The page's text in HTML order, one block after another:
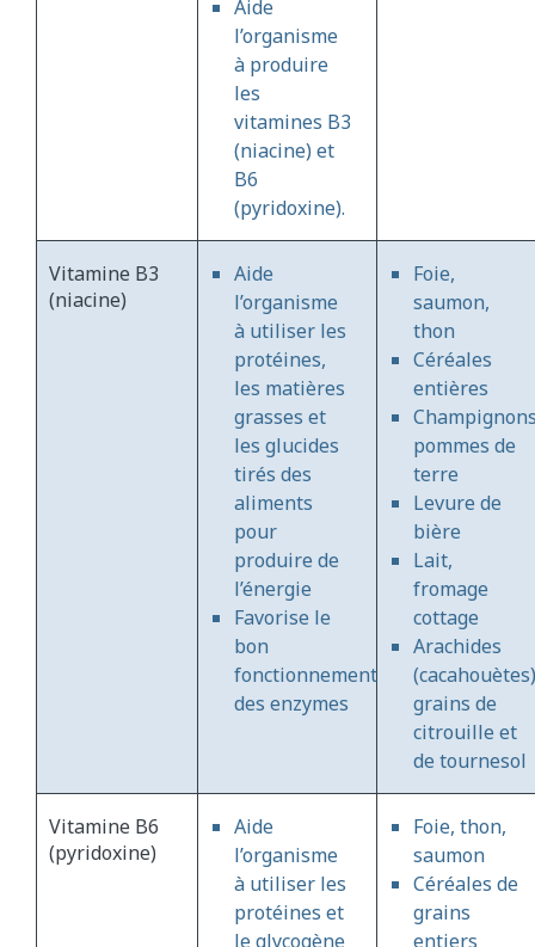
Aide
l’organisme
à produire
les
vitamines B3
(niacine) et
B6
(pyridoxine).
Vitamine B3
(niacine)
Aide
l’organisme
à utiliser les
protéines,
les matières
grasses et
les glucides
tirés des
aliments
pour
produire de
l’énergie
Favorise le
bon
fonctionnement
des enzymes
Foie,
saumon,
thon
Céréales
entières
pommes de
terre
Levure de
bière
Lait,
fromage
cottage
Arachides
grains de
citrouille et
de tournesol
Vitamine B6
(pyridoxine)
Aide
l’organisme
à utiliser les
protéines et
le glycogène
Foie, thon,
saumon
Céréales de
grains
entiers